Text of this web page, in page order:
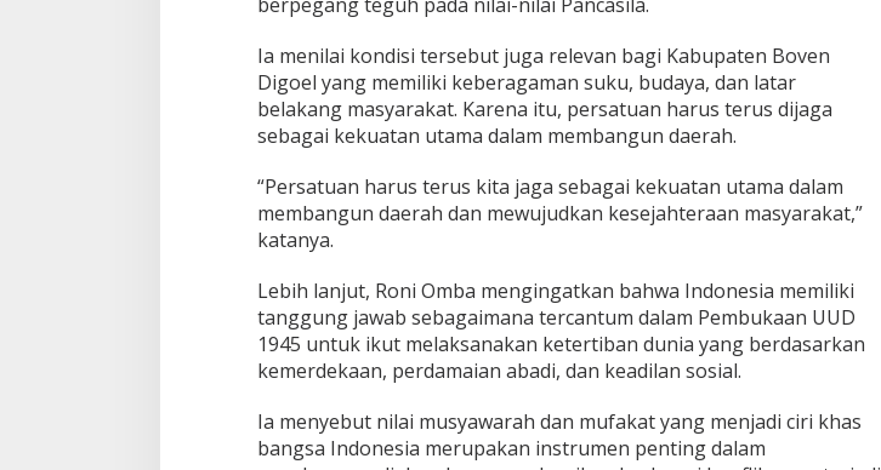
Ia menilai kondisi tersebut juga relevan bagi Kabupaten Boven
Digoel yang memiliki keberagaman suku, budaya, dan latar
belakang masyarakat. Karena itu, persatuan harus terus dijaga
sebagai kekuatan utama dalam membangun daerah.
“Persatuan harus terus kita jaga sebagai kekuatan utama dalam
membangun daerah dan mewujudkan kesejahteraan masyarakat,”
katanya.
Lebih lanjut, Roni Omba mengingatkan bahwa Indonesia memiliki
tanggung jawab sebagaimana tercantum dalam Pembukaan UUD
1945 untuk ikut melaksanakan ketertiban dunia yang berdasarkan
kemerdekaan, perdamaian abadi, dan keadilan sosial.
Ia menyebut nilai musyawarah dan mufakat yang menjadi ciri khas
bangsa Indonesia merupakan instrumen penting dalam